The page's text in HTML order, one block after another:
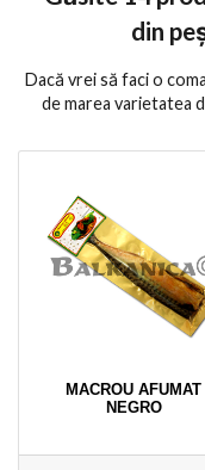
din
Dacă vrei să faci o
de marea varietatea
MACROU AFUMAT
NEGRO